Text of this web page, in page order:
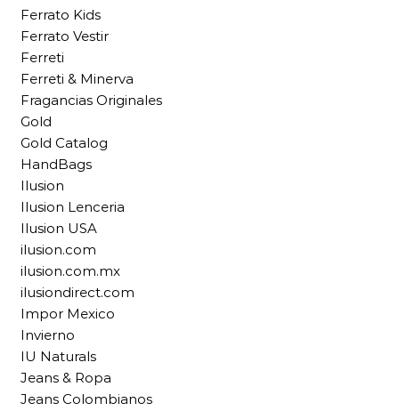
Ferrato Kids
Ferrato Vestir
Ferreti
Ferreti & Minerva
Fragancias Originales
Gold
Gold Catalog
HandBags
Ilusion
Ilusion Lenceria
Ilusion USA
ilusion.com
ilusion.com.mx
ilusiondirect.com
Impor Mexico
Invierno
IU Naturals
Jeans & Ropa
Jeans Colombianos